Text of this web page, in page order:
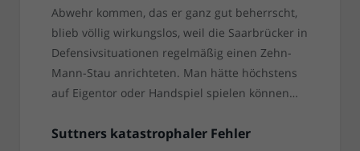
Abwehr kommen, das er ganz gut beherrscht,
blieb völlig wirkungslos, weil die Saarbrücker in
Defensivsituationen regelmäßig einen Zehn-
Mann-Stau anrichteten. Man hätte höchstens
auf Eigentor oder Handspiel spielen können…
Suttners katastrophaler Fehler